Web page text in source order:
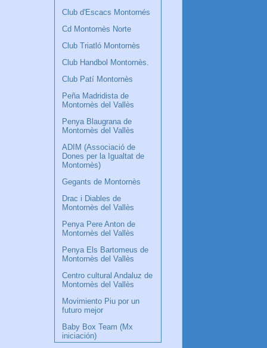
Club d'Escacs Montornés
Cd Montornès Norte
Club Triatló Montornès
Club Handbol Montornès.
Club Patí Montornès
Peña Madridista de
Montornès del Vallès
Penya Blaugrana de
Montornès del Vallès
ADIM (Associació de
Dones per la Igualtat de
Montornès)
Gegants de Montornès
Drac i Diables de
Montornès del Vallès
Penya Pere Anton de
Montornès del Vallès
Penya Els Bartomeus de
Montornès del Vallès
Centro cultural Andaluz de
Montornès del Vallès
Movimiento Piu por un
futuro mejor
Baby Box Team (Mx
iniciación)